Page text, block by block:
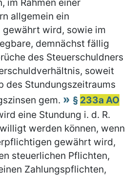
allgemein ein
gewährt wird, sowie im
demnächst fällig
des Steuerschuldners
soweit
des Stundungszeitraums
gem.
§ 233a AO
eine Stundung i. d. R.
werden können, wenn
gewährt wird,
steuerlichen Pflichten,
Zahlungspflichten,